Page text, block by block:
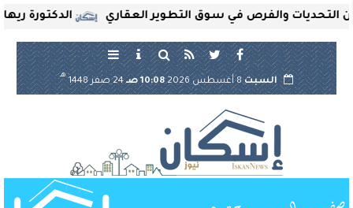
الدكتورة ريهام والفرص في سوق التطوير العقاري
السبت8 أغسطس 2026 10:08 صـ 24 صفر 1448
هـ